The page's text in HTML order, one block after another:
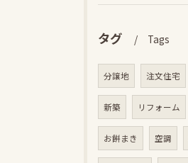
タグ Tags
分譲地 注文住宅
新築 リフォーム
お餅まき 空調